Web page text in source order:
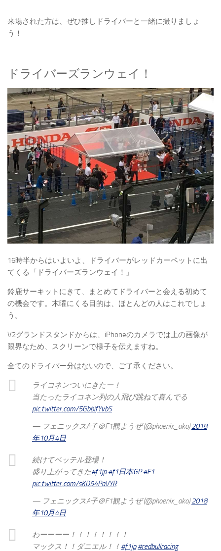
来場された方は、ぜひ推しドライバーと一緒に撮りましょ
う！
ドライバーズランウェイ！
16時半からはいよいよ、ドライバーがレッドカーペットに出
てくる「ドライバーズランウェイ！」
鈴鹿サーキットにきて、まとめてドライバーと会える初めて
の機会です。木曜にくる目的は、ほとんどの人はこれでしょ
う。
V2グランドスタンドからは、iPhoneのカメラでは上の画像が
限界なため、スクリーンで様子を伝えますね。
全てのドライバー分はないので、ご了承ください。
ライコネンついにきたー！
当たったライコネン列の人飛び跳ねて喜んでる
pic.twitter.com/5GbbifYvbS
— フェニックスA子＠F1観ようぜ (@phoenix_ako)2018
年10月4日
続けてベッテル登場！
盛り上がってきた#f1jp #f1日本GP #F1
pic.twitter.com/sKD94PaVYR
— フェニックスA子＠F1観ようぜ (@phoenix_ako)2018
年10月4日
わーーーー！！！！！！！！
マックス！！ダニエル！！ #f1jp #redbullracing